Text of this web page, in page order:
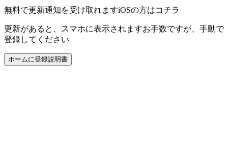
無料で更新通知を受け取れますiOSの方はコチラ
更新があると、スマホに表示されますお手数ですが、手動で
登録してください
ホームに登録説明書